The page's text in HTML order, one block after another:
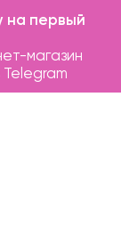
на первый
магазин